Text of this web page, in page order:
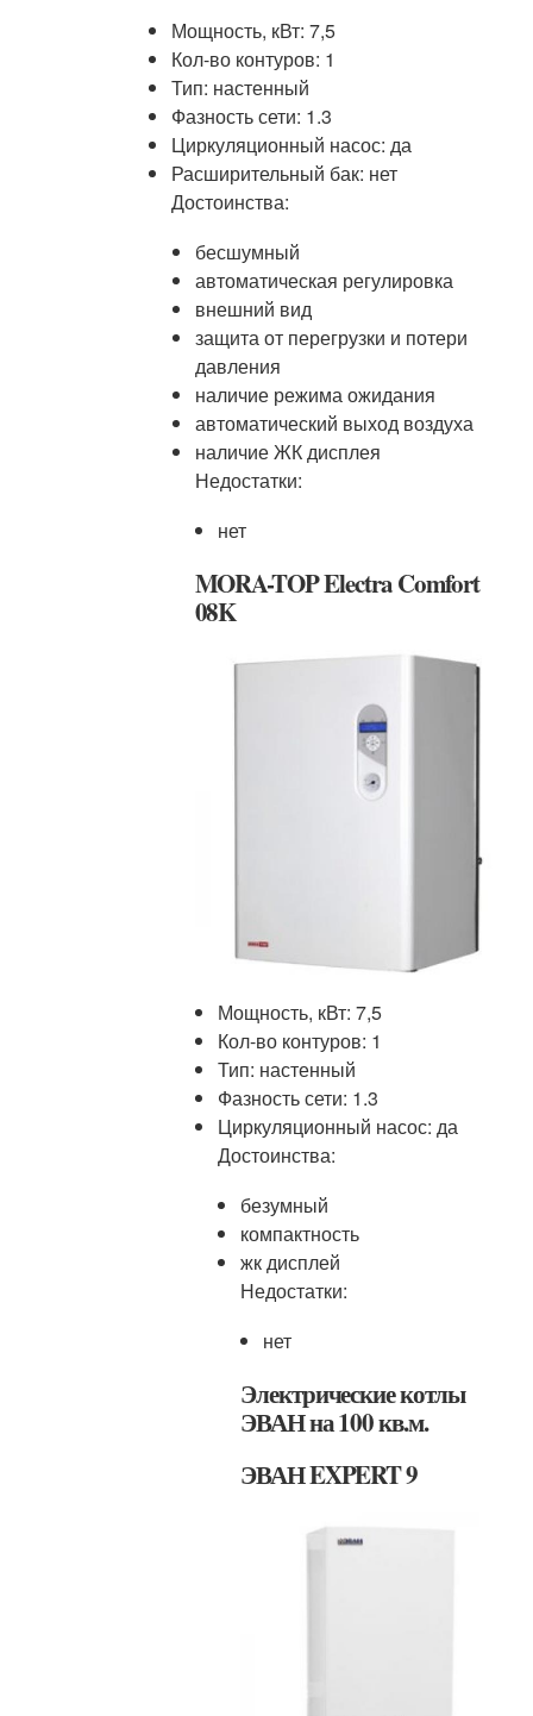
Мощность, кВт: 7,5
Кол-во контуров: 1
Тип: настенный
Фазность сети: 1.3
Циркуляционный насос: да
Расширительный бак: нет
Достоинства:
бесшумный
автоматическая регулировка
внешний вид
защита от перегрузки и потери
давления
наличие режима ожидания
автоматический выход воздуха
наличие ЖК дисплея
Недостатки:
нет
MORA-TOP Electra Comfort
08K
Мощность, кВт: 7,5
Кол-во контуров: 1
Тип: настенный
Фазность сети: 1.3
Циркуляционный насос: да
Достоинства:
безумный
компактность
жк дисплей
Недостатки:
нет
Электрические котлы
ЭВАН на 100 кв.м.
ЭВАН EXPERT 9